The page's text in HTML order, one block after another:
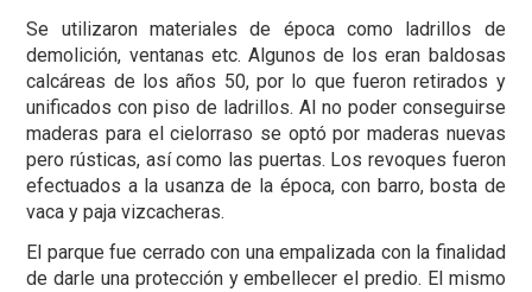
Se utilizaron materiales de época como ladrillos de
demolición, ventanas etc. Algunos de los eran baldosas
calcáreas de los años 50, por lo que fueron retirados y
unificados con piso de ladrillos. Al no poder conseguirse
maderas para el cielorraso se optó por maderas nuevas
pero rústicas, así como las puertas. Los revoques fueron
efectuados a la usanza de la época, con barro, bosta de
vaca y paja vizcacheras.
El parque fue cerrado con una empalizada con la finalidad
de darle una protección y embellecer el predio. El mismo